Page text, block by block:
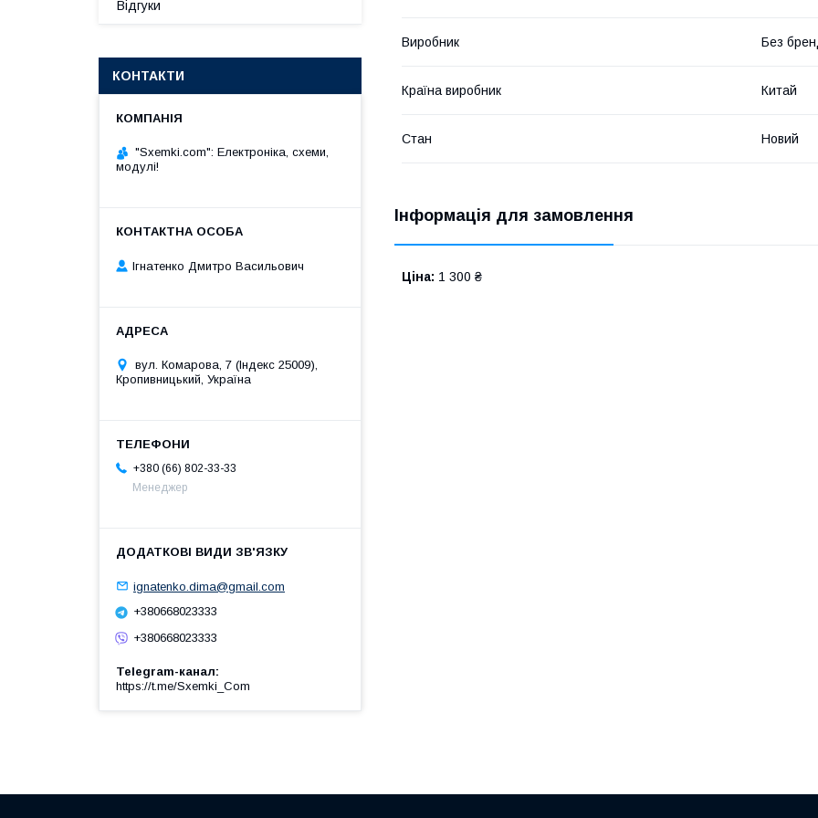
Виробник Без
Країна виробник Китай
Стан Новий
Інформація для замовлення
Ціна: 1 300 ₴
Відгуки
КОНТАКТИ
"Sxemki.com": Електроніка, схеми,
модулі!
Ігнатенко Дмитро Васильович
вул. Комарова, 7 (Індекс 25009),
Кропивницький, Україна
+380 (66) 802-33-33
Менеджер
ignatenko.dima@gmail.com
+380668023333
+380668023333
Telegram-канал
https://t.me/Sxemki_Com